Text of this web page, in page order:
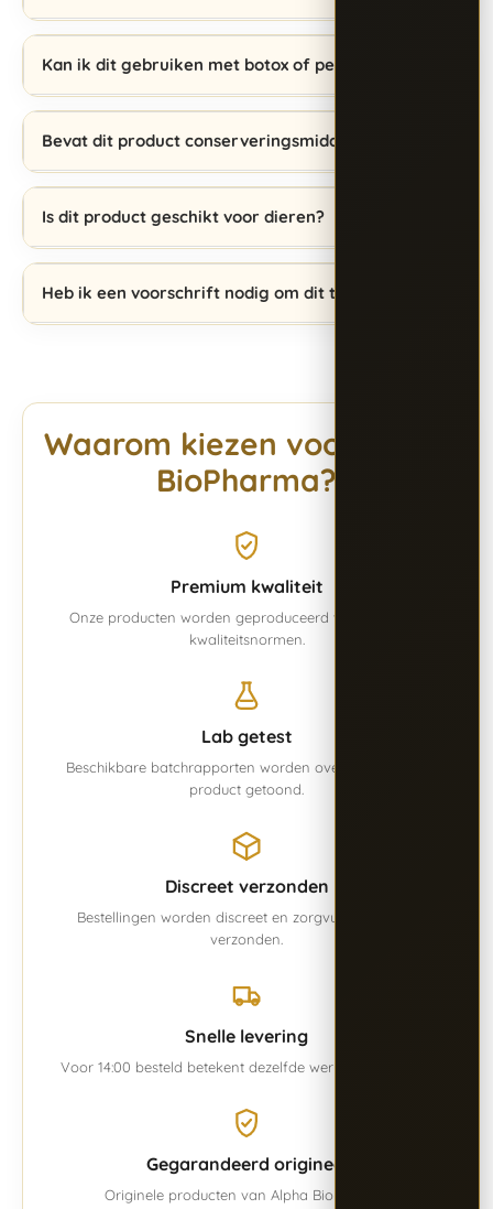
Kan ik dit gebruiken met botox of peptiden?
Bevat dit product conserveringsmiddelen?
Is dit product geschikt voor dieren?
Heb ik een voorschrift nodig om dit te kopen?
Waarom kiezen voor Alpha
BioPharma?
Premium kwaliteit
Onze producten worden geproduceerd volgens vaste
kwaliteitsnormen.
Lab getest
Beschikbare batchrapporten worden overzichtelijk per
product getoond.
Discreet verzonden
Bestellingen worden discreet en zorgvuldig verpakt
verzonden.
Snelle levering
Voor 14:00 besteld betekent dezelfde werkdag verwerkt.
Gegarandeerd origineel
Originele producten van Alpha BioPharma.